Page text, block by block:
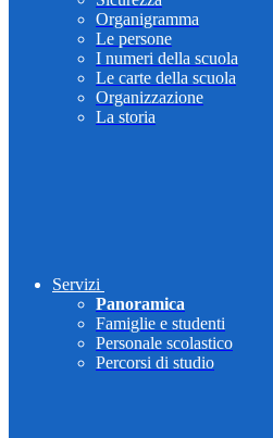
Organigramma
Le persone
I numeri della scuola
Le carte della scuola
Organizzazione
La storia
Servizi
Panoramica
Famiglie e studenti
Personale scolastico
Percorsi di studio